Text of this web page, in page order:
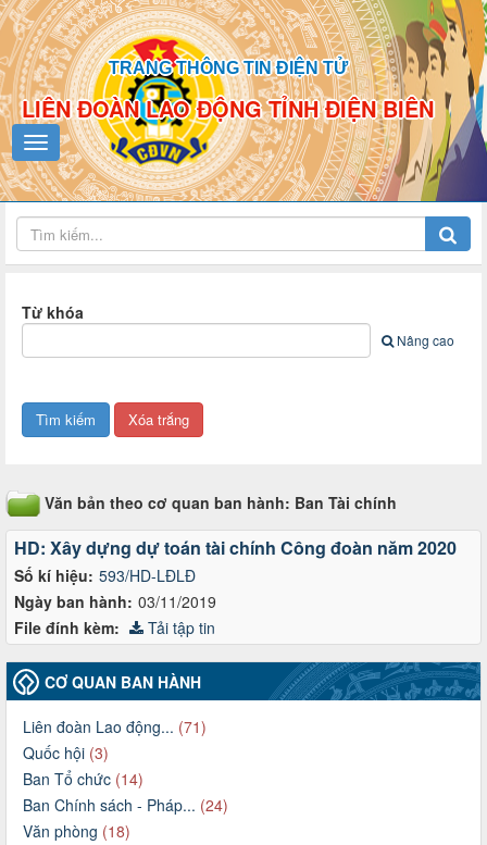
TRANG THÔNG TIN ĐIỆN TỬ
LIÊN ĐOÀN LAO ĐỘNG TỈNH ĐIỆN BIÊN
Từ khóa
Nâng cao
Văn bản theo cơ quan ban hành: Ban Tài chính
Số kí hiệu: 593/HD-LĐLĐ
Ngày ban hành: 03/11/2019
HD: Xây dựng dự toán tài chính Công đoàn năm 2020
File đính kèm: Tải tập tin
CƠ QUAN BAN HÀNH
Liên đoàn Lao động... (71)
Quốc hội (3)
Ban Tổ chức (14)
Ban Chính sách - Pháp... (24)
Văn phòng (18)